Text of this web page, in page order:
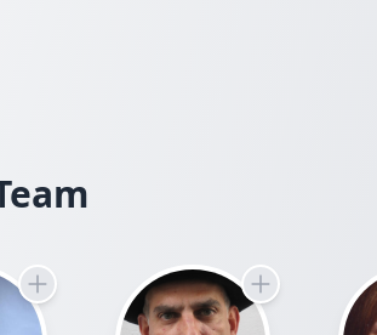
Seit über zehn Jahren schreibt der Brite David
und Jugendbücher für den Thienemann Verlag,